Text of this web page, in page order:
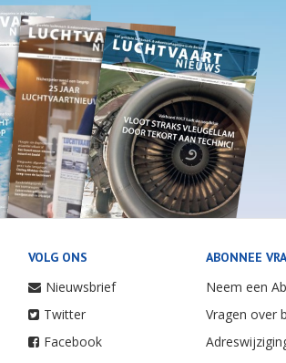
VOLG ONS
Nieuwsbrief
Twitter
Facebook
ABONNEE
Neem een
Vragen over